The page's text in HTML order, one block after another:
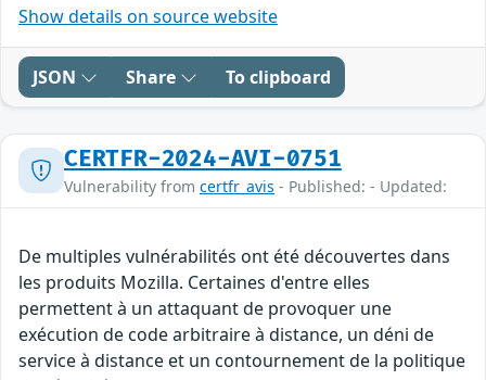
Show details on source website
JSON Share To clipboard
CERTFR-2024-AVI-0751
Vulnerability from certfr_avis - Published: - Updated:
De multiples vulnérabilités ont été découvertes dans
les produits Mozilla. Certaines d'entre elles
permettent à un attaquant de provoquer une
exécution de code arbitraire à distance, un déni de
service à distance et un contournement de la politique